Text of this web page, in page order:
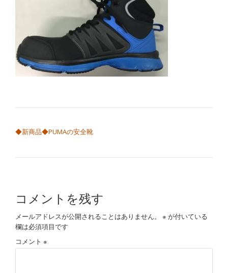
◆新商品◆PUMAの安全靴
コメントを残す
メールアドレスが公開されることはありません。 ※ が付いている
欄は必須項目です
コメント ※